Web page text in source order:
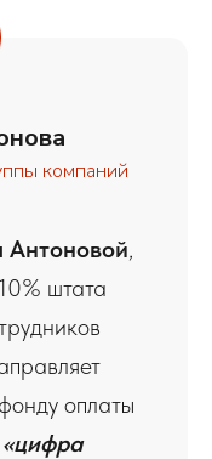
компаний
Антоновой,
штата
оплаты
«цифра